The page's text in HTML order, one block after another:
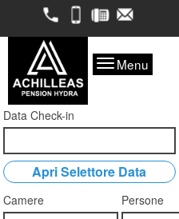
2298052050
69746242612298053227
Menu
Data Check-in
Apri Selettore Data
Camere Persone